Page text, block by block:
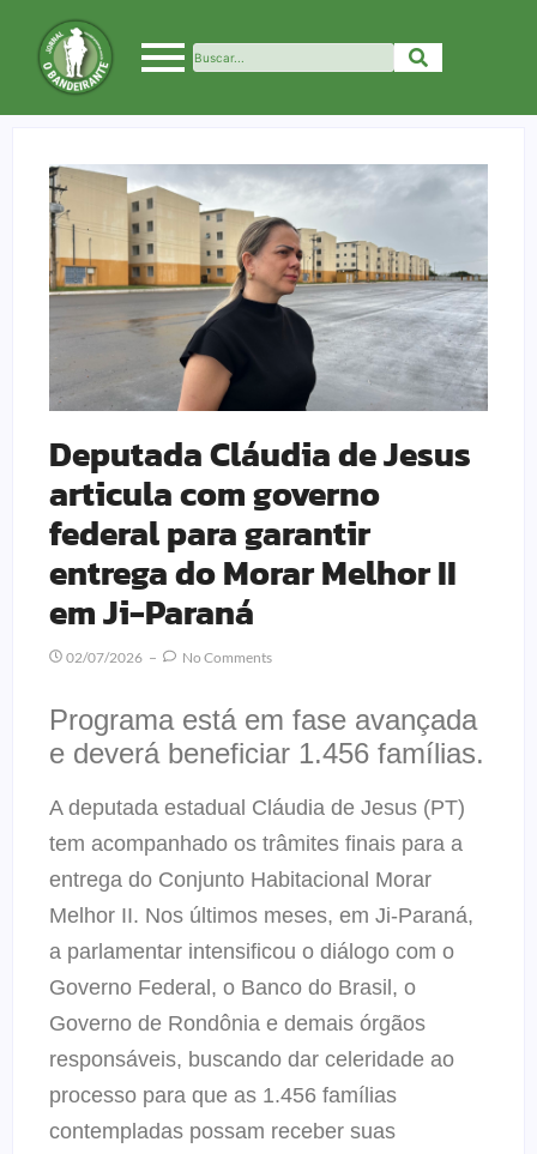
Deputada Cláudia de Jesus
articula com governo
federal para garantir
entrega do Morar Melhor II
em Ji-Paraná
02/07/2026 No Comments
Programa está em fase avançada
e deverá beneficiar 1.456 famílias.
A deputada estadual Cláudia de Jesus (PT)
tem acompanhado os trâmites finais para a
entrega do Conjunto Habitacional Morar
Melhor II. Nos últimos meses, em Ji-Paraná,
a parlamentar intensificou o diálogo com o
Governo Federal, o Banco do Brasil, o
Governo de Rondônia e demais órgãos
responsáveis, buscando dar celeridade ao
processo para que as 1.456 famílias
contempladas possam receber suas